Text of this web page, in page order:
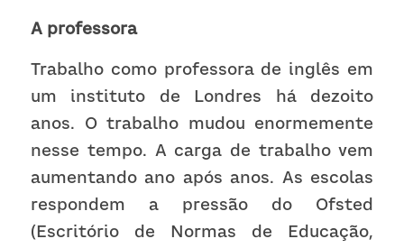
A professora
Trabalho como professora de inglês em
um instituto de Londres há dezoito
anos. O trabalho mudou enormemente
nesse tempo. A carga de trabalho vem
aumentando ano após anos. As escolas
respondem a pressão do Ofsted
(Escritório de Normas de Educação,